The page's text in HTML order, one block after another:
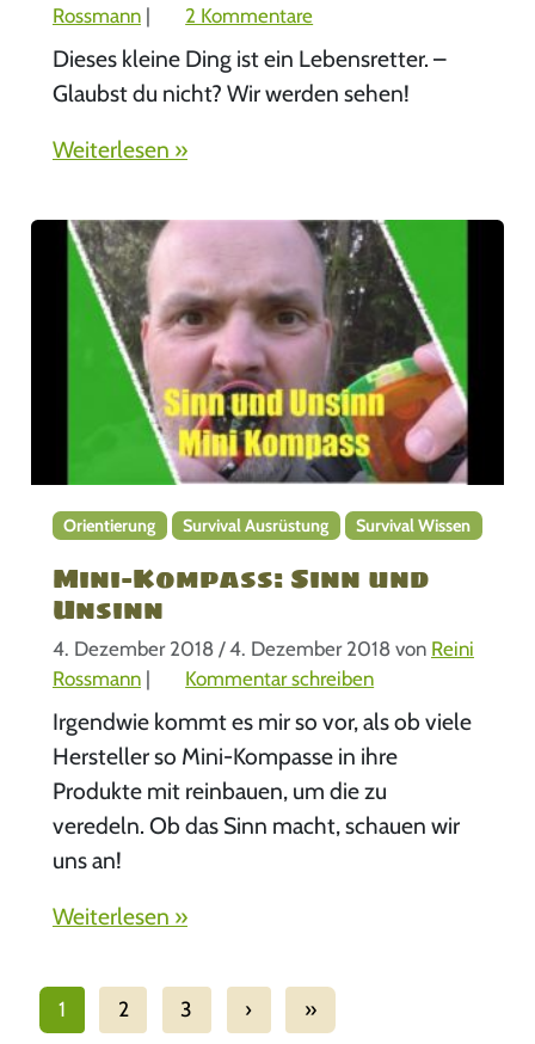
Rossmann | 2 Kommentarez
U
r
-
S
r
v
v
a
l
R
t
u
n
s
w
e
r
f
ü
Dieses kleine Ding ist ein Lebensretter. –
Glaubst du nicht? Wir werden sehen!
Weiterlesen »
Orientierung Survival Ausrüstung Survival Wissen
Mini-Kompass: Sinn und
Unsinn
4. Dezember 2018 / 4. Dezember 2018von Reini
Rossmann | Kommentar schreiben
Irgendwie kommt es mir so vor, als ob viele
Hersteller so Mini-Kompasse in ihre
Produkte mit reinbauen, um die zu
veredeln. Ob das Sinn macht, schauen wir
uns an!
Weiterlesen »
1 2 3 › »